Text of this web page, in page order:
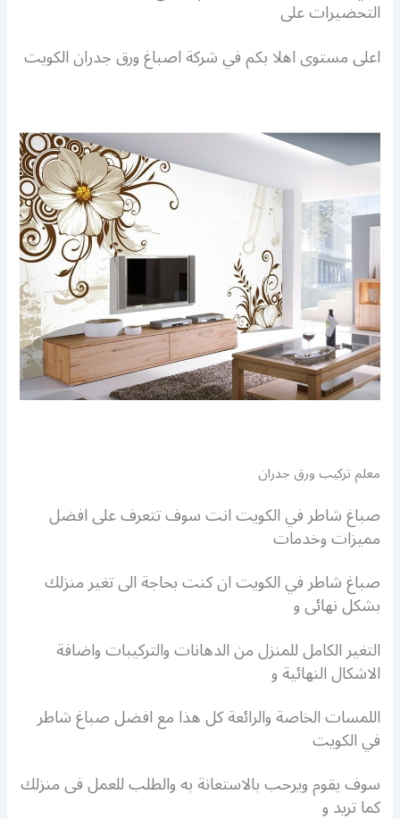
التحضيرات على
اعلى مستوى اهلا بكم في شركة اصباغ ورق جدران الكويت
معلم تركيب ورق جدران
صباغ شاطر في الكويت انت سوف تتعرف على افضل
مميزات وخدمات
صباغ شاطر في الكويت ان كنت بحاجة الى تغير منزلك
بشكل نهائى و
التغير الكامل للمنزل من الدهانات والتركيبات واضافة
الاشكال النهائية و
اللمسات الخاصة والرائعة كل هذا مع افضل صباغ شاطر
في الكويت
سوف يقوم ويرحب بالاستعانة به والطلب للعمل فى منزلك
كما تريد و